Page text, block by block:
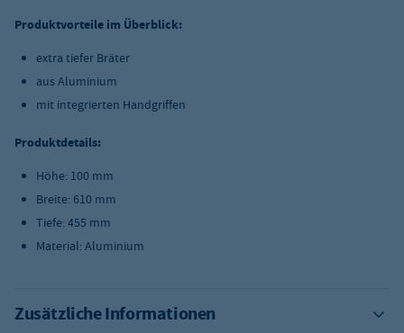
Produktvorteile im Überblick:
extra tiefer Bräter
aus Aluminium
mit integrierten Handgriffen
Produktdetails:
Höhe: 100 mm
Breite: 610 mm
Tiefe: 455 mm
Material: Aluminium
Zusätzliche Informationen